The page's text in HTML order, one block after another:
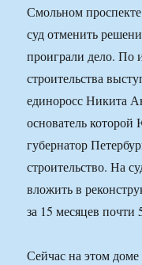
Смольном
суд отменить
проиграли дело. По
строительства
единоросс Никита
основатель
губернатор
строительство. На
вложить в
за 15 месяцев почти
Сейчас на этом